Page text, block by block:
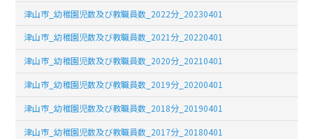
津山市_幼稚園児数及び教職員数_2022分_20230401
津山市_幼稚園児数及び教職員数_2021分_20220401
津山市_幼稚園児数及び教職員数_2020分_20210401
津山市_幼稚園児数及び教職員数_2019分_20200401
津山市_幼稚園児数及び教職員数_2018分_20190401
津山市_幼稚園児数及び教職員数_2017分_20180401